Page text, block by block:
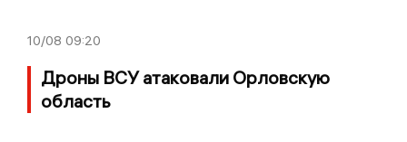
10/08 09:20
Дроны ВСУ атаковали Орловскую
область